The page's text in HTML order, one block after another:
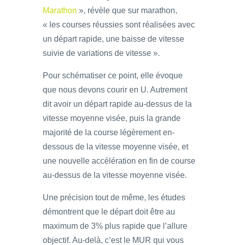
Marathon », révèle que sur marathon,
« les courses réussies sont réalisées avec
un départ rapide, une baisse de vitesse
suivie de variations de vitesse ».
Pour schématiser ce point, elle évoque
que nous devons courir en U. Autrement
dit avoir un départ rapide au-dessus de la
vitesse moyenne visée, puis la grande
majorité de la course légèrement en-
dessous de la vitesse moyenne visée, et
une nouvelle accélération en fin de course
au-dessus de la vitesse moyenne visée.
Une précision tout de même, les études
démontrent que le départ doit être au
maximum de 3% plus rapide que l’allure
objectif. Au-delà, c’est le MUR qui vous